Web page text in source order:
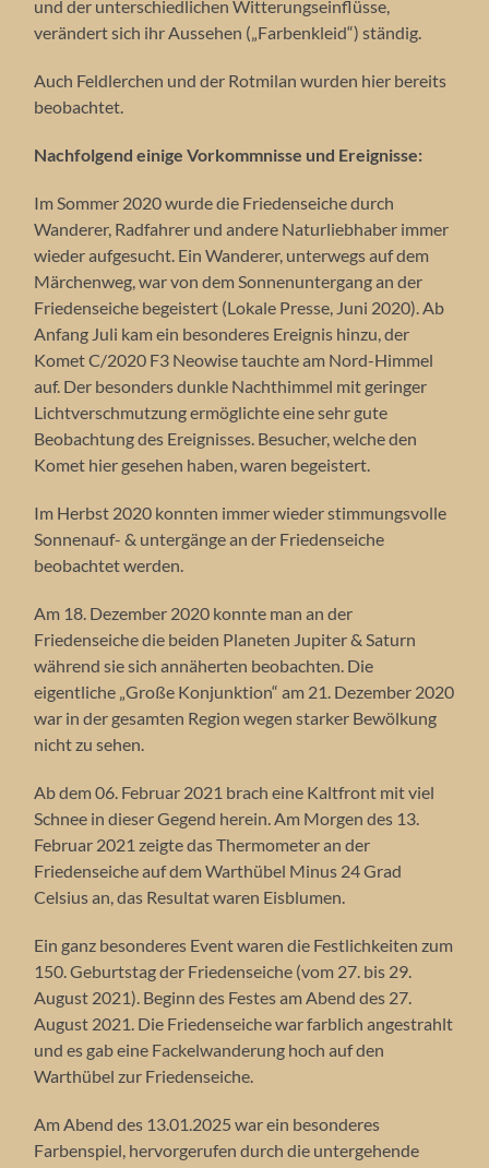
und der unterschiedlichen Witterungseinflüsse,
verändert sich ihr Aussehen („Farbenkleid“) ständig.
Auch Feldlerchen und der Rotmilan wurden hier bereits
beobachtet.
Nachfolgend einige Vorkommnisse und Ereignisse:
Im Sommer 2020 wurde die Friedenseiche durch
Wanderer, Radfahrer und andere Naturliebhaber immer
wieder aufgesucht. Ein Wanderer, unterwegs auf dem
Märchenweg, war von dem Sonnenuntergang an der
Friedenseiche begeistert (Lokale Presse, Juni 2020). Ab
Anfang Juli kam ein besonderes Ereignis hinzu, der
Komet C/2020 F3 Neowise tauchte am Nord-Himmel
auf. Der besonders dunkle Nachthimmel mit geringer
Lichtverschmutzung ermöglichte eine sehr gute
Beobachtung des Ereignisses. Besucher, welche den
Komet hier gesehen haben, waren begeistert.
Im Herbst 2020 konnten immer wieder stimmungsvolle
Sonnenauf- & untergänge an der Friedenseiche
beobachtet werden.
Am 18. Dezember 2020 konnte man an der
Friedenseiche die beiden Planeten Jupiter & Saturn
während sie sich annäherten beobachten. Die
eigentliche „Große Konjunktion“ am 21. Dezember 2020
war in der gesamten Region wegen starker Bewölkung
nicht zu sehen.
Ab dem 06. Februar 2021 brach eine Kaltfront mit viel
Schnee in dieser Gegend herein. Am Morgen des 13.
Februar 2021 zeigte das Thermometer an der
Friedenseiche auf dem Warthübel Minus 24 Grad
Celsius an, das Resultat waren Eisblumen.
Ein ganz besonderes Event waren die Festlichkeiten zum
150. Geburtstag der Friedenseiche (vom 27. bis 29.
August 2021). Beginn des Festes am Abend des 27.
August 2021. Die Friedenseiche war farblich angestrahlt
und es gab eine Fackelwanderung hoch auf den
Warthübel zur Friedenseiche.
Am Abend des 13.01.2025 war ein besonderes
Farbenspiel, hervorgerufen durch die untergehende